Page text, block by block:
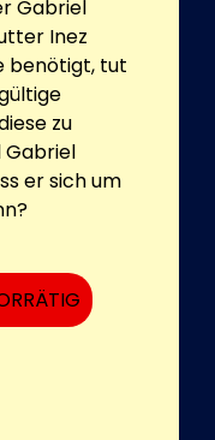
Gabriel
Inez
benötigt, tut
zu
Gabriel
er sich um